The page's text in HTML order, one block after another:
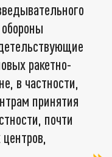
ракетно-
в частности,
принятия
почти